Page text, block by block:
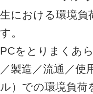
生における環境負
す。
PCをとりまくあ
／製造／流通／使
ル）での環境負荷